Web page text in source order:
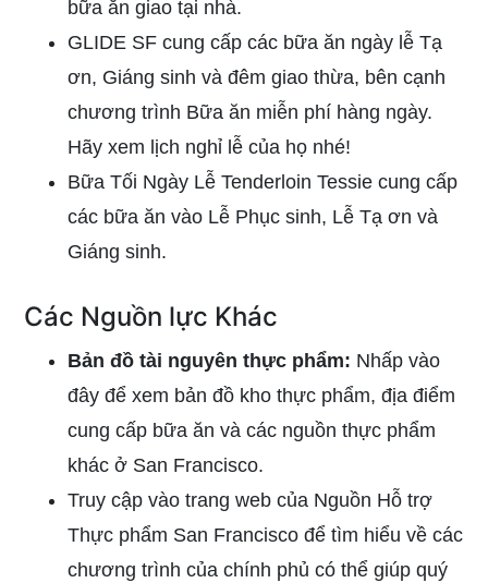
bữa ăn giao tại nhà.
GLIDE SF cung cấp các bữa ăn ngày lễ Tạ
ơn, Giáng sinh và đêm giao thừa, bên cạnh
chương trình Bữa ăn miễn phí hàng ngày.
Hãy xem lịch nghỉ lễ của họ nhé!
Bữa Tối Ngày Lễ Tenderloin Tessie cung cấp
các bữa ăn vào Lễ Phục sinh, Lễ Tạ ơn và
Giáng sinh.
Các Nguồn lực Khác
Bản đồ tài nguyên thực phẩm: Nhấp vào
đây để xem bản đồ kho thực phẩm, địa điểm
cung cấp bữa ăn và các nguồn thực phẩm
khác ở San Francisco.
Truy cập vàotrang web của Nguồn Hỗ trợ
Thực phẩm San Francisco để tìm hiểu về các
chương trình của chính phủ có thể giúp quý